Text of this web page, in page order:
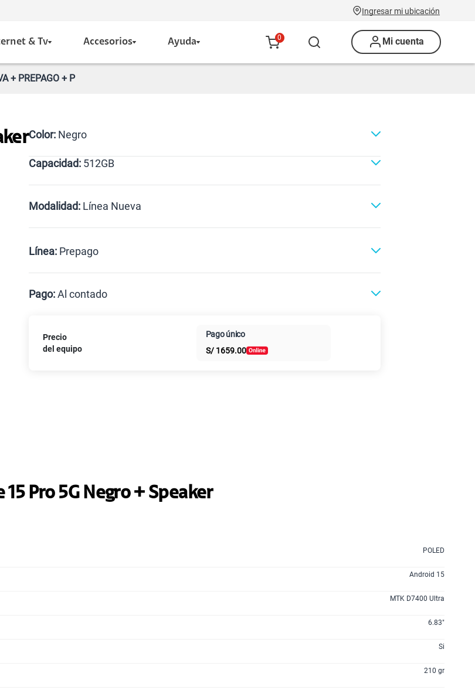
Ingresar mi ubicación
& Tv Accesorios Ayuda 0 Mi cuenta
+ PREPAGO + P
Color: Negro
Gris
Capacidad: 512GB
Modalidad:Línea Nueva
Celular liberado
Línea: Prepago
Postpago
Pago:Al contado
Cuotas Claro
Precio
del equipo
Pago único
S/ 1659.00
15 Pro 5G Negro + Speaker
POLED
Android 15
MTK D7400 Ultra
6.83"
Si
210 gr